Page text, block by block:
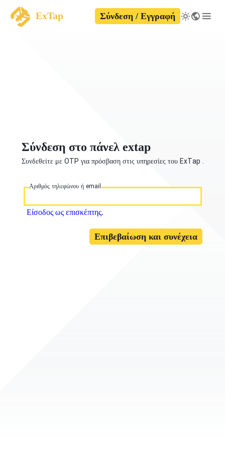
ExTap Σύνδεση / Εγγραφή
Σύνδεση στο πάνελ extap
Συνδεθείτε με OTP για πρόσβαση στις υπηρεσίες του ExTap .
Αριθμός τηλεφώνου ή email
Είσοδος ως επισκέπτης.
Επιβεβαίωση και συνέχεια